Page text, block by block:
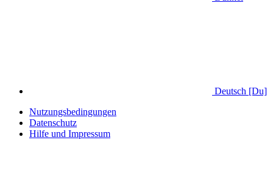
Deutsch [Du]
Nutzungsbedingungen
Datenschutz
Hilfe und Impressum